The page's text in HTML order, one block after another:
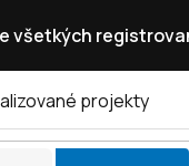
všetkých
projekty